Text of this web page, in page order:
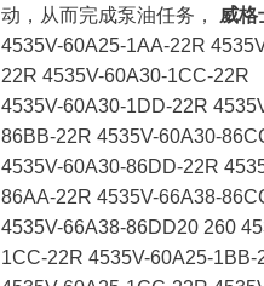
动，从而完成泵油任务，
威格
4535V-60A25-1AA-22R
22R 4535V-60A30-1CC-22R
4535V-60A30-1DD-22R
86BB-22R 4535V-60A30-
4535V-60A30-86DD-22R
86AA-22R 4535V-66A38-
4535V-66A38-86DD20 260
1CC-22R 4535V-60A25-1BB-